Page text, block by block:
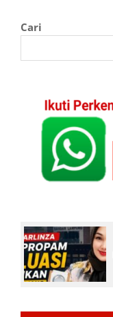
Cari